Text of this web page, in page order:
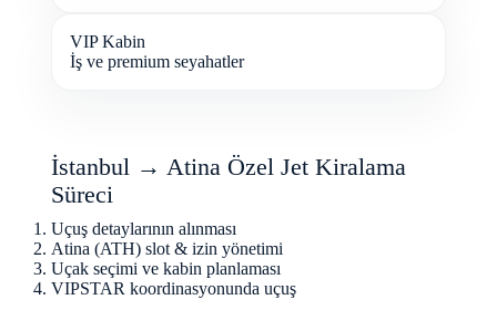
VIP Kabin
İş ve premium seyahatler
İstanbul → Atina Özel Jet Kiralama
Süreci
Uçuş detaylarının alınması
Atina (ATH) slot & izin yönetimi
Uçak seçimi ve kabin planlaması
VIPSTAR koordinasyonunda uçuş